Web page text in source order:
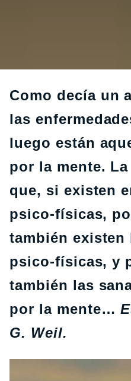
Como decía un
las
luego están
por la mente.
que, si existen
psico-físicas,
también existen
psico-físicas, y
también las
por la mente…
G. Weil.